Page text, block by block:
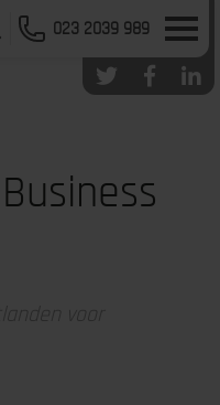
023 2039 989